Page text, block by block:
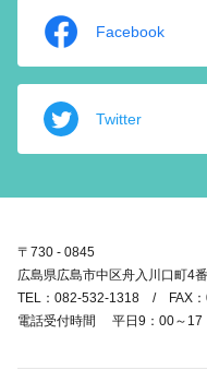
Facebook
Twitter
〒730 - 0845
広島県広島市中区舟入川口町4
TEL：082-532-1318 / FAX：
電話受付時間 平日9：00～17